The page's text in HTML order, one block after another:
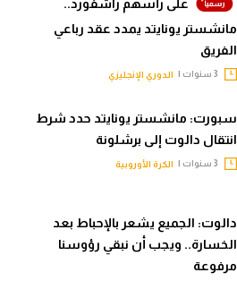
على رأسهم راشفورد..
مانشستر يونايتد يمدد عقد رباعي
الفريق
الدوري الإنجليزي
سبورت: مانشستر يونايتد حدد شرط
انتقال دالوت إلى برشلونة
الكرة الأوروبية
دالوت: الجميع يشعر بالإحباط بعد
الخسارة.. ويجب أن نبقي رؤوسنا
مرفوعة